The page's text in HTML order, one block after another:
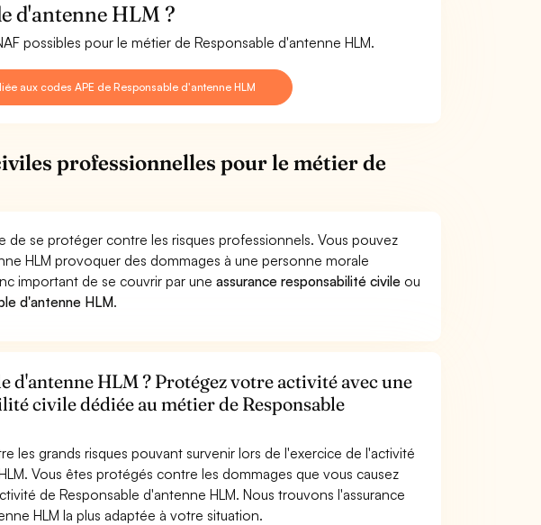
d'antenne HLM ?
possibles pour le métier de Responsable d'antenne HLM.
aux codes APE de Responsable d'antenne HLM
professionnelles pour le métier de
de se protéger contre les risques professionnels. Vous pouvez
HLM provoquer des dommages à une personne morale
important de se couvrir par uneassurance responsabilité civile ou
d'antenne HLM.
d'antenne HLM ? Protégez votre activité avec une
civile dédiée au métier de Responsable
les grands risques pouvant survenir lors de l'exercice de l'activité
Vous êtes protégés contre les dommages que vous causez
de Responsable d'antenne HLM. Nous trouvons l'assurance
HLM la plus adaptée à votre situation.